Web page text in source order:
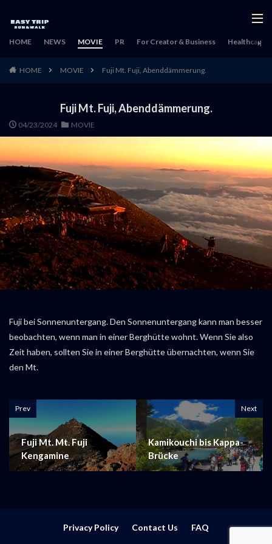
HOME NEWS MOVIE PR For Creator & Business Healthcare
HOME MOVIE Fuji Mt. Fuji, Abenddämmerung.
Fuji Mt. Fuji, Abenddämmerung.
04/23/2024 MOVIE
Fuji bei Sonnenuntergang. Den Sonnenuntergang kann man besser
beobachten, wenn man in einer Berghütte wohnt. Wenn Sie also
Zeit haben, sollten Sie in einer Berghütte übernachten, wenn Sie
den Mt.
Prev
Fuji Mt. Mt. Fuji
Kengamine
Next
Kamikouchi bis Kappa-
Brücke
Privacy Policy Contact Us FAQ